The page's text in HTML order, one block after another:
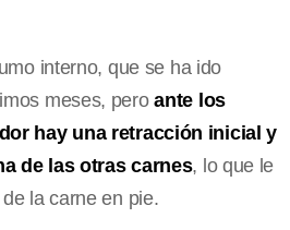
interno, que se ha ido
meses, peroante los
hay una retracción inicial y
de las otras carnes, lo que le
la carne en pie.